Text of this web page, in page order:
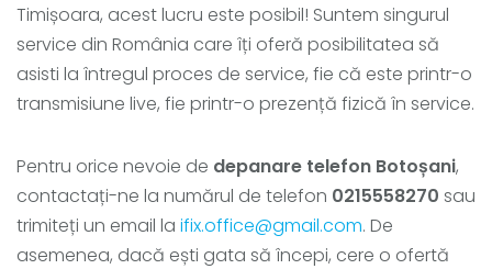
Timișoara, acest lucru este posibil! Suntem singurul
service din România care îți oferă posibilitatea să
asisti la întregul proces de service, fie că este printr-o
transmisiune live, fie printr-o prezență fizică în service.
Pentru orice nevoie de depanare telefon Botoșani,
contactați-ne la numărul de telefon 0215558270 sau
trimiteți un email la ifix.office@gmail.com. De
asemenea, dacă ești gata să începi, cere o ofertă